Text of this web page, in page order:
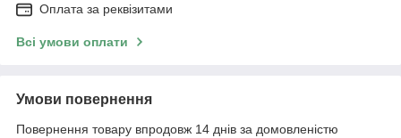
Оплата за реквізитами
Всі умови оплати
Умови повернення
Повернення товару впродовж 14 днів за домовленістю